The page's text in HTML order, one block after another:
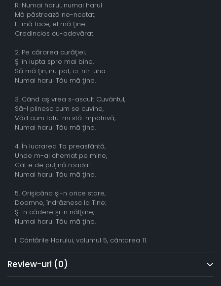
R: Numai harul, numai harul
Mă păstrează ne-ncetat;
El mă face, el mă ţine
Credincios cu-adevărat.
2. Pe cărarea curăţiei,
Şi în lupta spre mai bine,
Să mă ţin, nu pot, ci-ntr-una
Numai harul Tău mă ţine.
3. Când aş vrea s-ascult Cuvântul,
Să-l plinesc cum se cuvine,
Văd cum totu-mi stă-mpotrivă,
Numai harul Tău mă ţine.
4. În lucrarea Ta preasfântă,
Unde m-ai chemat pe mine,
Cât e de puţină roada!
Numai harul Tău mă ţine.
5. Orişicând şi-n orice stare,
Doamne, îndrăznesc la Tine;
Şi-n cădere şi-n nălţare,
Numai harul Tău mă ţine.
I: Cântările Harului, volumul 5, cântarea 11.
Review-uri (0)